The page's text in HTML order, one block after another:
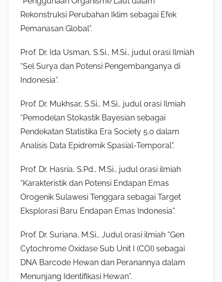
Rekonstruksi Perubahan Iklim sebagai Efek
Pemanasan Global”.
Prof. Dr. Ida Usman, S.Si., M.Si., judul orasi Ilmiah
“Sel Surya dan Potensi Pengembanganya di
Indonesia”.
Prof. Dr. Mukhsar, S.Si., M.Si., judul orasi Ilmiah
“Pemodelan Stokastik Bayesian sebagai
Pendekatan Statistika Era Society 5.0 dalam
Analisis Data Epidremik Spasial-Temporal”.
Prof. Dr. Hasria, S.Pd., M.Si., judul orasi ilmiah
“Karakteristik dan Potensi Endapan Emas
Orogenik Sulawesi Tenggara sebagai Target
Eksplorasi Baru Endapan Emas Indonesia”.
Prof. Dr. Suriana, M.Si., Judul orasi ilmiah “Gen
Cytochrome Oxidase Sub Unit I (COI) sebagai
DNA Barcode Hewan dan Peranannya dalam
Menunjang Identifikasi Hewan”.